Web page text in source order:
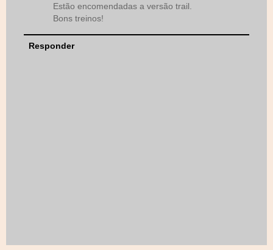
Estão encomendadas a versão trail.
Bons treinos!
Responder